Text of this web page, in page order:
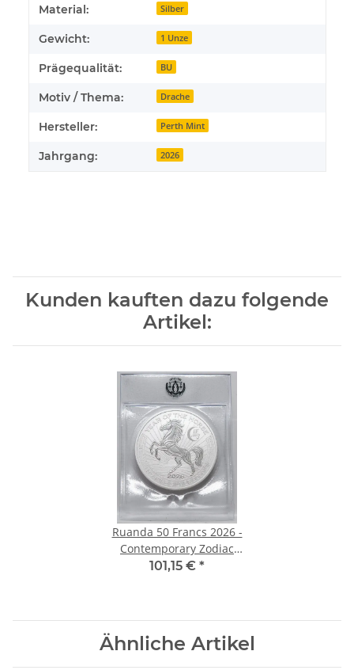
Produkteigenschaft
Wert
Material: Silber
Gewicht: 1 Unze
Prägequalität: BU
Motiv / Thema: Drache
Hersteller: Perth Mint
Jahrgang: 2026
Kunden kauften dazu folgende
Artikel:
Ruanda 50 Francs 2026 -
Contemporary Zodiac
Legacy - Year of the Horse 1
101,15 € *
Ähnliche Artikel